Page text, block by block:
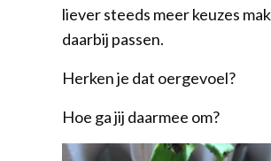
liever steeds meer keuzes
daarbij passen.
Herken je dat oergevoel?
Hoe ga jij daarmee om?